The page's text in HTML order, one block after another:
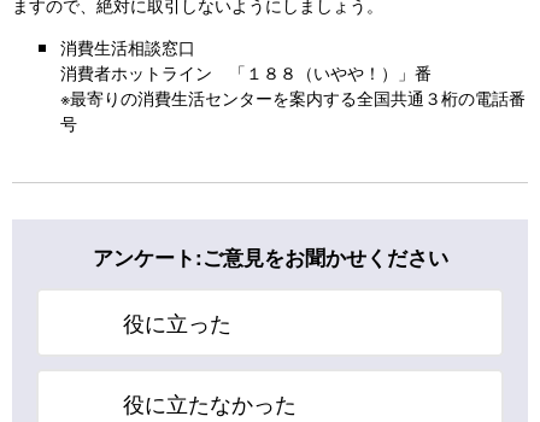
消費生活相談窓口
消費者ホットライン 「１８８（いやや！）」番
※最寄りの消費生活センターを案内する全国共通３桁の電話番
号
アンケート:ご意見をお聞かせください
役に立った
役に立たなかった